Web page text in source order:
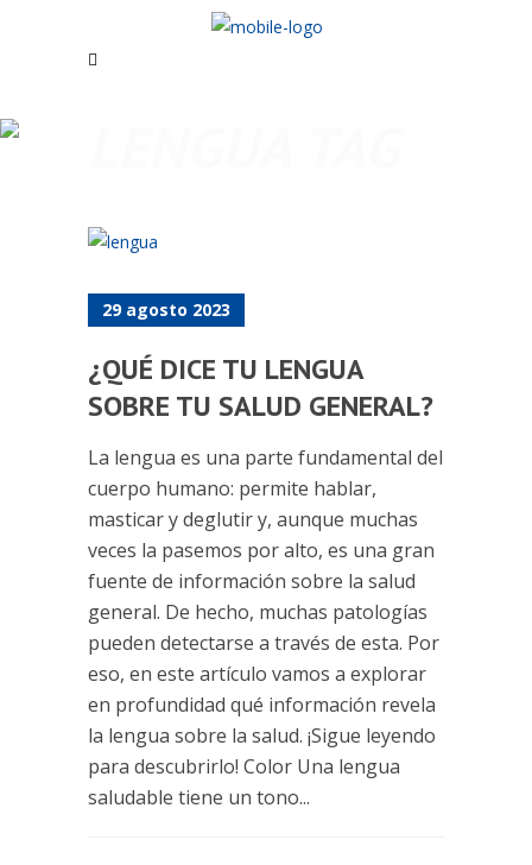
29 agosto 2023
¿QUÉ DICE TU LENGUA
SOBRE TU SALUD GENERAL?
La lengua es una parte fundamental del
cuerpo humano: permite hablar,
masticar y deglutir y, aunque muchas
veces la pasemos por alto, es una gran
fuente de información sobre la salud
general. De hecho, muchas patologías
pueden detectarse a través de esta. Por
eso, en este artículo vamos a explorar
en profundidad qué información revela
la lengua sobre la salud. ¡Sigue leyendo
para descubrirlo! Color Una lengua
saludable tiene un tono...